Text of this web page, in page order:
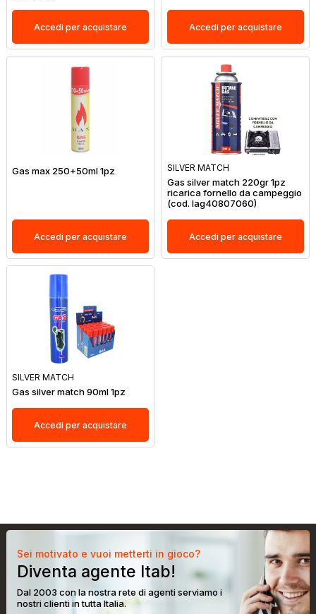
Accedi per acquistare Accedi per acquistare
Gas max 250+50ml 1pz
Accedi per acquistare
SILVER MATCH
Gas silver match 220gr 1pz
ricarica fornello da campeggio
(cod. lag40807060)
Accedi per acquistare
SILVER MATCH
Gas silver match 90ml 1pz
Accedi per acquistare
Sei motivato e vuoi metterti in gioco?
Diventa agente Itab!
Dal 2003 con la nostra rete di agenti serviamo i
nostri clienti in tutta Italia.